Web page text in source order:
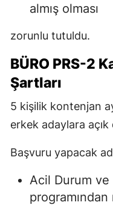
almış olması
zorunlu tutuldu.
BÜRO PRS-2
Şartları
5 kişilik kontenjan
erkek adaylara açık
Başvuru yapacak
Acil Durum
programından